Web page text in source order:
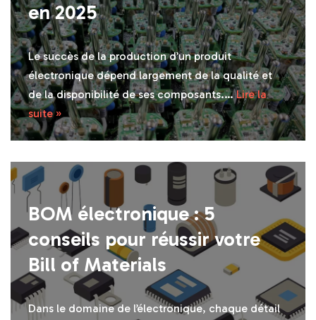
en 2025
Le succès de la production d’un produit
électronique dépend largement de la qualité et
de la disponibilité de ses composants.…Lire la
suite »
BOM électronique : 5
conseils pour réussir votre
Bill of Materials
Dans le domaine de l’électronique, chaque détail